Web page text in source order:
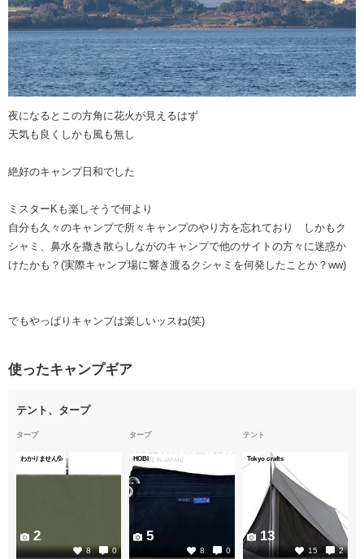
夜になるとこの方角に花火が見えるはず
天気も良くしかも風も無し
絶好のキャンプ日和でした
ミスターKも楽しそうで何より
自分も久々のキャンプで所々キャンプのやり方を忘れており しかもク
シャミ、鼻水を撒き散らしながのキャンプで他のサイトの方々に迷惑か
けたかも？(実際キャンプ場に響き渡るクシャミを何発したことか？ww)
でもやっぱりキャンプは楽しいッスね(笑)
使ったキャンプギア
テント、タープ
タープ
わかりません💦
8 0
2
タープ
HOBI
8 0
5
テント
Tokyo crafts
15 2
13